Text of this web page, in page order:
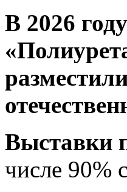
В 2026
Выставки
числе 90%